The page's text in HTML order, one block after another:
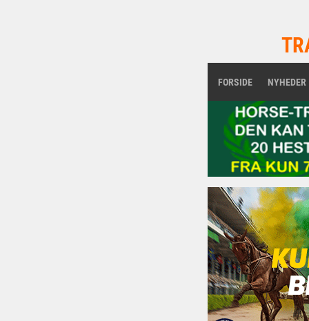
FORSIDE NYHEDER